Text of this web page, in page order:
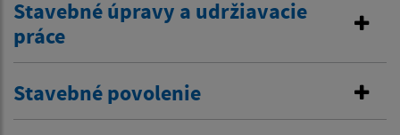
Stavebné úpravy a udržiavacie
práce
Stavebné povolenie